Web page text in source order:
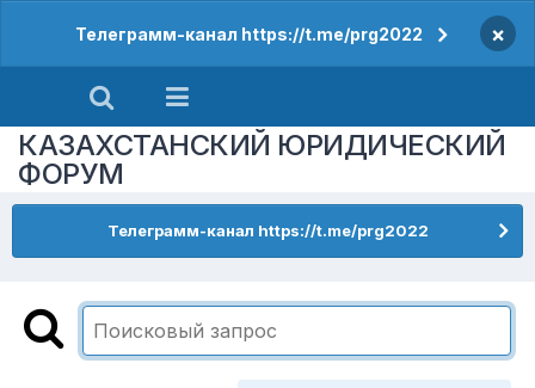
Телеграмм-канал https://t.me/prg2022 ×
КАЗАХСТАНСКИЙ ЮРИДИЧЕСКИЙ
ФОРУМ
Телеграмм-канал https://t.me/prg2022